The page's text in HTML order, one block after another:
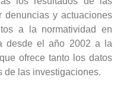
denuncias y actuaciones
a la normatividad en
desde el año 2002 a la
ofrece tanto los datos
de las investigaciones.